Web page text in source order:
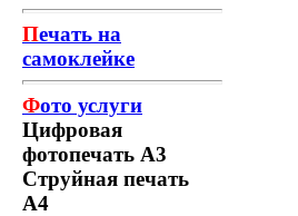
Печать на
самоклейке
Фото услуги
Цифровая
фотопечать А3
Струйная печать
А4